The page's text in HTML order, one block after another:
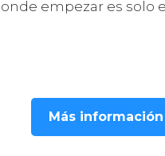
empezar es solo
Más información